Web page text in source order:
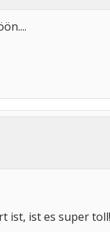
ist, ist es super toll!